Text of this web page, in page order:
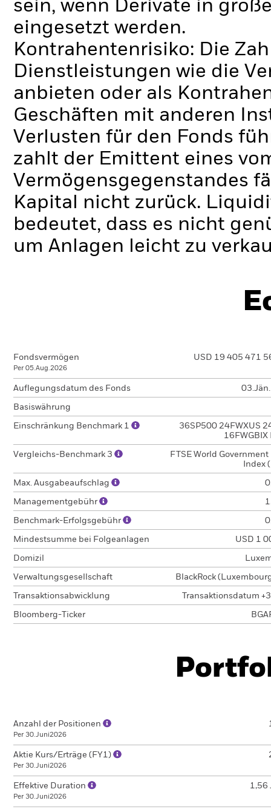
sein, wenn Derivate in
eingesetzt werden.
Kontrahentenrisiko: Die
Dienstleistungen wie die
anbieten oder als
Geschäften mit anderen
Verlusten für den Fonds
zahlt der Emittent eines
Vermögensgegenstandes
Kapital nicht zurück.
bedeutet, dass es nicht
um Anlagen leicht zu
Fondsvermögen
Per 05.Aug.2026
USD 19 405 471
Auflegungsdatum des Fonds
Basiswährung
Einschränkung Benchmark 1
36SP500 24FWXUS
16FWGBIX
Vergleichs-Benchmark 3
FTSE World Government
Index
Max. Ausgabeaufschlag
Managementgebühr
Benchmark-Erfolgsgebühr
Mindestsumme bei Folgeanlagen USD 1
Domizil
Verwaltungsgesellschaft BlackRock
Transaktionsabwicklung Transaktionsdatum
Bloomberg-Ticker
Anzahl der Positionen
Per 30.Juni2026
Aktie Kurs/Erträge (FY1)
Per 30.Juni2026
Effektive Duration
Per 30.Juni2026
1,56